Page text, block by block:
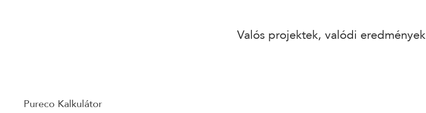
Valós projektek, valódi eredmények
Pureco Kalkulátor